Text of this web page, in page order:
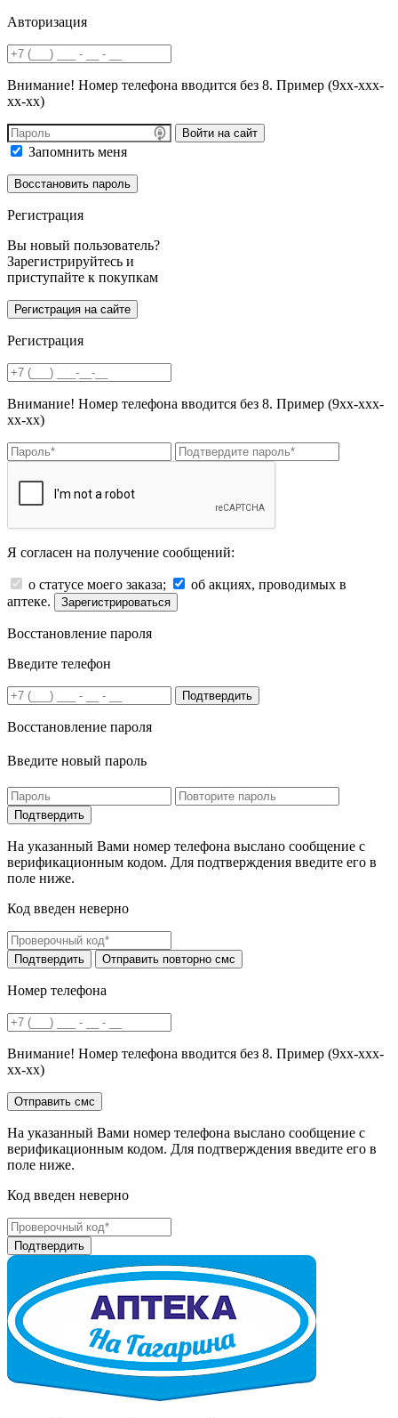
Авторизация
Внимание! Номер телефона вводится без 8. Пример (9хх-ххх-
хх-хх)
Войти на сайт
Запомнить меня
Регистрация
Вы новый пользователь?
Зарегистрируйтесь и
приступайте к покупкам
Регистрация
Внимание! Номер телефона вводится без 8. Пример (9хх-ххх-
хх-хх)
Я согласен на получение сообщений:
о статусе моего заказа;
об акциях, проводимых в
аптеке.
Зарегистрироваться
Восстановление пароля
Введите телефон
Подтвердить
Восстановление пароля
Введите новый пароль
На указанный Вами номер телефона выслано сообщение с
верификационным кодом. Для подтверждения введите его в
поле ниже.
Код введен неверно
Номер телефона
Внимание! Номер телефона вводится без 8. Пример (9хх-ххх-
хх-хх)
На указанный Вами номер телефона выслано сообщение с
верификационным кодом. Для подтверждения введите его в
поле ниже.
Код введен неверно